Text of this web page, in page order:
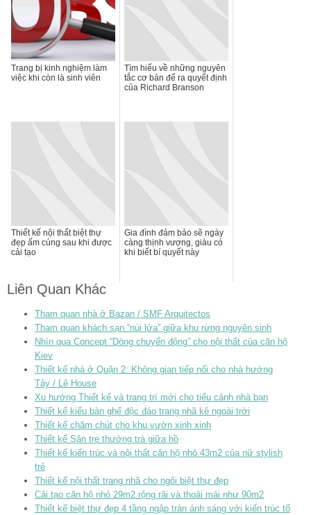
Trang bị kinh nghiệm làm
việc khi còn là sinh viên
Tìm hiểu về những nguyên
tắc cơ bản để ra quyết định
của Richard Branson
Thiết kế nội thất biệt thự
đẹp ấm cúng sau khi được
cải tạo
Gia đình đảm bảo sẽ ngày
càng thịnh vượng, giàu có
khi biết bí quyết này
Liên Quan Khác
Tham quan nhà ở Bazan / SMF Arquitectos
Tham quan khách sạn “núi lửa” giữa khu rừng nguyên sinh
Nhìn qua Concept “Dòng chuyển động” cho nội thất của căn hộ
Kiev
Thiết kế nhà ở Quận 2: Không gian tiếp nối cho nhà hướng
Tây / Lê House
Xu hướng Thiết kế và trang trí mới cho tiểu cảnh nhà bạn
Thiết kế kiểu bàn ghế độc đáo trang nhã kê ngoài trời
Thiết kế chăm chút cho khu vườn xinh xinh
Thiết kế Sân tre thưởng trà giữa hồ
Thiết kế kiến trúc và nội thất căn hộ nhỏ 43m2 của nữ stylish
trẻ
Thiết kế nội thất trang nhã cho ngôi biệt thự đẹp
Cải tạo căn hộ nhỏ 29m2 rộng rãi và thoải mái như 90m2
Thiết kế biệt thự đẹp 4 tầng ngập tràn ánh sáng với kiến trúc tổ